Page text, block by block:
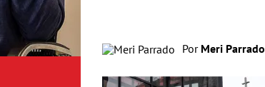
Por Meri Parrado